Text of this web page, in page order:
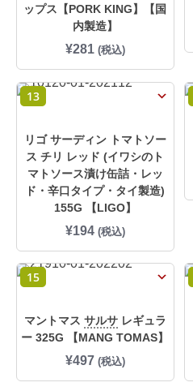
ップス【PORK KING】【国
内製造】
¥281 (税込)
13
リゴ サーディン トマトソー
ス チリ レッド (イワシのト
マトソース漬け缶詰・レッ
ド・辛口タイプ・タイ製造)
155G 【LIGO】
¥194 (税込)
15
マントマス サルサレギュラ
ー 325G 【MANG TOMAS】
¥497 (税込)